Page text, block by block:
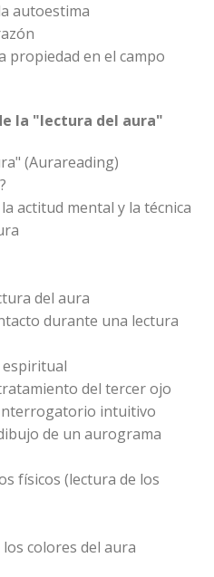
autoestima
propiedad en el campo
la "lectura del aura"
(Aurareading)
actitud mental y la técnica
del aura
durante una lectura
espiritual
del tercer ojo
intuitivo
de un aurograma
físicos (lectura de los
colores del aura